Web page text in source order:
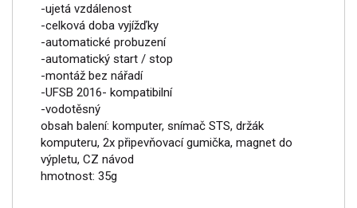
-ujetá vzdálenost
-celková doba vyjížďky
-automatické probuzení
-automatický start / stop
-montáž bez nářadí
-UFSB 2016- kompatibilní
-vodotěsný
obsah balení: komputer, snímač STS, držák
komputeru, 2x připevňovací gumička, magnet do
výpletu, CZ návod
hmotnost: 35g